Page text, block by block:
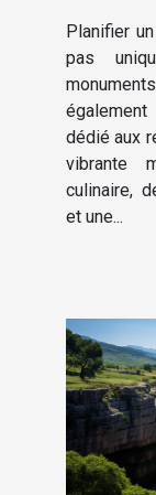
Planifier
pas
dédié aux
vibrante
culinaire,
et une...